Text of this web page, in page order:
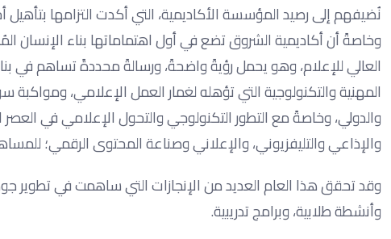
نُضيفهم إلى رصيد المؤسسة الأكاديمية، التي أكدت التزامها
وخاصةً أن أكاديمية الشروق تضع في أول اهتماماتها بناء الإنسان
العالي للإعلام، وهو يحمل رؤيةً واضحةً، ورسالةً محددةً تساهم في
المهنية والتكنولوجية التي تؤهله لغمار العمل الإعلامي،
والدولي، وخاصةً مع التطور التكنولوجي والتحول الإعلامي في
والإذاعي والتليفزيوني، والإعلاني وصناعة المحتوى الرقمي؛
وقد تحقق هذا العام العديد من الإنجازات التي ساهمت في تطوير
وأنشطة طلابية، وبرامج تدريبية.